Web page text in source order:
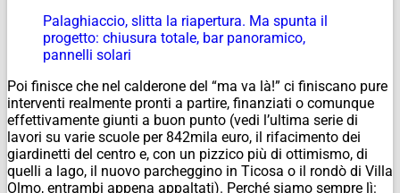
Palaghiaccio, slitta la riapertura. Ma spunta il
progetto: chiusura totale, bar panoramico,
pannelli solari
Poi finisce che nel calderone del “ma va là!” ci finiscano pure
interventi realmente pronti a partire, finanziati o comunque
effettivamente giunti a buon punto (vedi l’ultima serie di
lavori su varie scuole per 842mila euro, il rifacimento dei
giardinetti del centro e, con un pizzico più di ottimismo, di
quelli a lago, il nuovo parcheggino in Ticosa o il rondò di Villa
Olmo, entrambi appena appaltati). Perché siamo sempre lì: